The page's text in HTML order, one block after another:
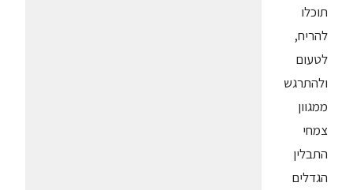
תוכלו
להריח,
לטעום
ולהתרגש
ממגוון
צמחי
התבלין
הגדלים